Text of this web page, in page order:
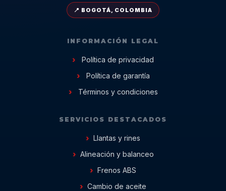
📍 BOGOTÁ, COLOMBIA
INFORMACIÓN LEGAL
Política de privacidad
Política de garantía
Términos y condiciones
SERVICIOS DESTACADOS
Llantas y rines
Alineación y balanceo
Frenos ABS
Cambio de aceite